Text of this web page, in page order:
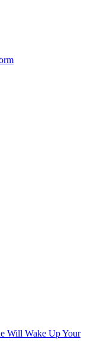
Will Wake Up Your